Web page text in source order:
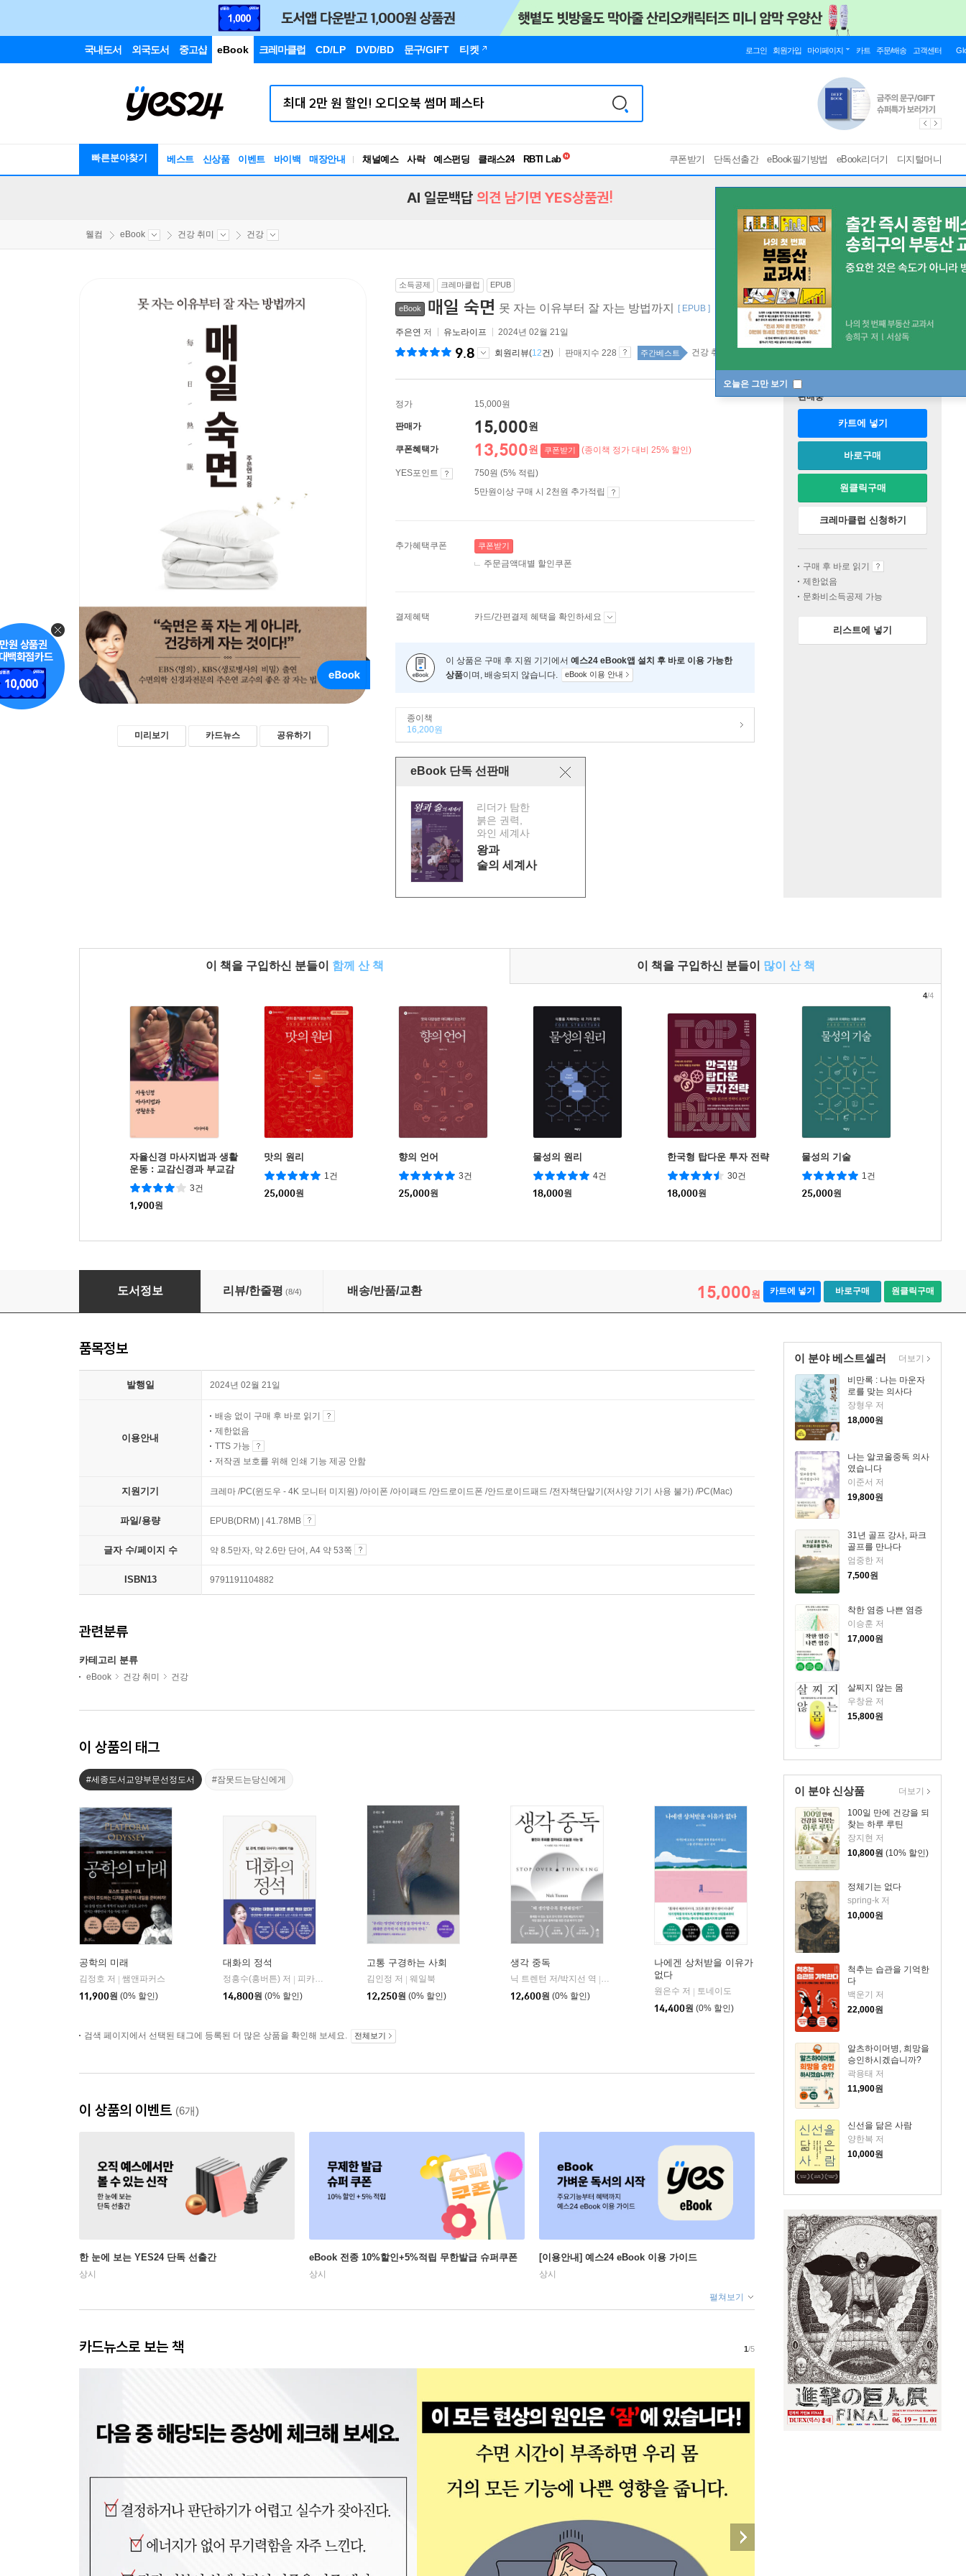
국내도서 외국도서 중고샵 eBook 크레마클럽 CD/LP DVD/BD 문구/GIFT 티켓 로그인 회원가입 마이페이지 카트 주문/배송 고객센터
빠른분야찾기 베스트 신상품 이벤트 바이백 매장안내 채널예스 사락 예스펀딩 클래스24
독서유형검사
쿠폰받기 단독선출간 eBook필기방법 eBook리더기 디지털머니
오늘은 그만 보기
AI 일문백답 의견 남기면 YES상품권!
웰컴 eBook 건강 취미 건강
미리보기 카드뉴스 공유하기
소득공제 크레마클럽 EPUB
eBook 매일 숙면 못 자는 이유부터 잘 자는 방법까지 [ EPUB ]
주은연 저 유노라이프 2024년 02월 21일
9.8 회원리뷰(12건) 판매지수 228 주간베스트 건강 취미 147위
정가 15,000원
판매가 15,000원
쿠폰혜택가 13,500원 쿠폰받기 (종이책 정가 대비 25% 할인)
YES포인트
750원 (5% 적립)
5만원이상 구매 시 2천원 추가적립
추가혜택쿠폰 쿠폰받기
주문금액대별 할인쿠폰
결제혜택 카드/간편결제 혜택을 확인하세요
이 상품은 구매 후 지원 기기에서 예스24 eBook앱 설치 후 바로 이용 가능한
상품이며, 배송되지 않습니다. eBook 이용 안내
종이책
16,200원
eBook 단독 선판매
리더가 탐한
붉은 권력,
와인 세계사
왕과
술의 세계사
판매중
카트에 넣기
바로구매
원클릭구매
크레마클럽 신청하기
구매 후 바로 읽기
제한없음
문화비소득공제 가능
리스트에 넣기
이 책을 구입하신 분들이 함께 산 책 이 책을 구입하신 분들이 많이 산 책
자율신경 마사지법과 생활
운동 : 교감신경과 부교감
신경
3건
1,900원
맛의 원리
1건
25,000원
향의 언어
3건
25,000원
물성의 원리
4건
18,000원
한국형 탑다운 투자 전략
30건
18,000원
물성의 기술
1건
25,000원
4/4
매일 숙면
도서정보 리뷰/한줄평 (8/4) 배송/반품/교환 15,000원 카트에 넣기 바로구매 원클릭구매
이 분야 베스트셀러
비만록 : 나는 마운자
로를 맞는 의사다
장형우 저
18,000원
나는 알코올중독 의사
였습니다
이준서 저
19,800원
31년 골프 강사, 파크
골프를 만나다
엄중한 저
7,500원
착한 염증 나쁜 염증
이승훈 저
17,000원
살찌지 않는 몸
우창윤 저
15,800원
더보기
이 분야 신상품
100일 만에 건강을 되
찾는 하루 루틴
장지현 저
10,800원 (10% 할인)
정체기는 없다
spring-k 저
10,000원
척추는 습관을 기억한
다
백운기 저
22,000원
알츠하이머병, 희망을
승인하시겠습니까?
곽용태 저
11,900원
신선을 닮은 사람
양한복 저
10,000원
더보기
품목정보
발행일 2024년 02월 21일
이용안내
배송 없이 구매 후 바로 읽기
제한없음
TTS 가능
저작권 보호를 위해 인쇄 기능 제공 안함
지원기기 크레마 /PC(윈도우 - 4K 모니터 미지원) /아이폰 /아이패드 /안드로이드폰 /안드로이드패드 /전자책단말기(저사양 기기 사용 불가) /PC(Mac)
파일/용량 EPUB(DRM) | 41.78MB
글자 수/페이지 수 약 8.5만자, 약 2.6만 단어, A4 약 53쪽
ISBN13 9791191104882
관련분류
카테고리 분류
eBook 건강 취미 건강
이 상품의 태그
#세종도서교양부문선정도서 #잠못드는당신에게
공학의 미래
김정호 저
쌤앤파커스
11,900원 (0% 할인)
대화의 정석
정흥수(흥버튼) 저
피카(FIKA)
14,800원 (0% 할인)
고통 구경하는 사회
김인정 저
웨일북
12,250원 (0% 할인)
생각 중독
닉 트렌턴 저/박지선 역
갤리온
12,600원 (0% 할인)
나에겐 상처받을 이유가
없다
원은수 저
토네이도
14,400원 (0% 할인)
검색 페이지에서 선택된 태그에 등록된 더 많은 상품을 확인해 보세요. 전체보기
이 상품의 이벤트 (6개)
한 눈에 보는 YES24 단독 선출간
상시
eBook 전종 10%할인+5%적립 무한발급 슈퍼쿠폰
상시
[이용안내] 예스24 eBook 이용 가이드
상시
펼쳐보기
카드뉴스로 보는 책 1/5